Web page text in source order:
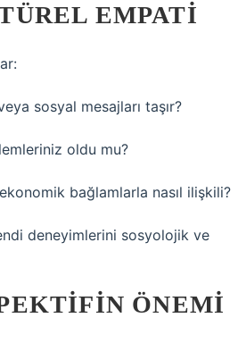
EMPATI
sosyal mesajları taşır?
oldu mu?
bağlamlarla nasıl ilişkili?
deneyimlerini sosyolojik ve
ÖNEMI